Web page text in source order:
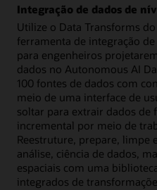
Integração de dados de
Utilize o Data Transforms
ferramenta de integração
para engenheiros
dados no Autonomous AI
100 fontes de dados com
meio de uma interface de
soltar para extrair dados de
incremental por meio de
Reestruture, prepare, limpe
análise, ciência de dados,
espaciais com uma
integrados de